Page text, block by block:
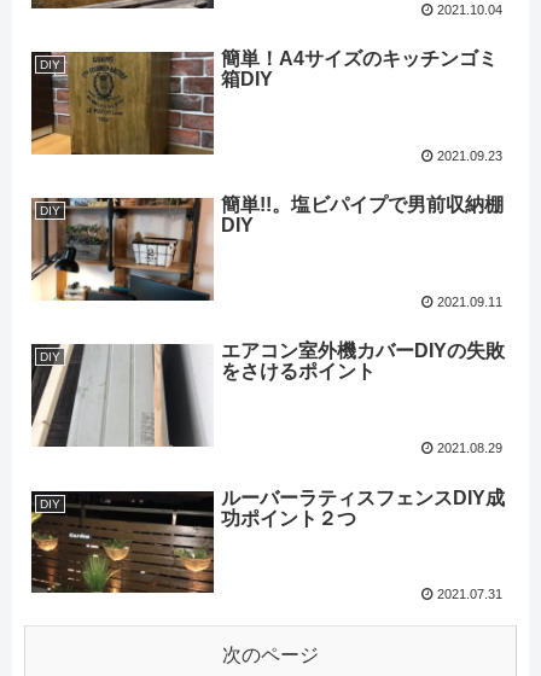
2021.10.04
DIY
簡単！A4サイズのキッチンゴミ
箱DIY
2021.09.23
DIY
簡単!!。塩ビパイプで男前収納棚
DIY
2021.09.11
DIY
エアコン室外機カバーDIYの失敗
をさけるポイント
2021.08.29
DIY
ルーバーラティスフェンスDIY成
功ポイント２つ
2021.07.31
次のページ